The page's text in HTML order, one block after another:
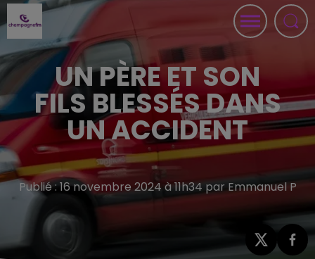
UN PÈRE ET SON
FILS BLESSÉS DANS
UN ACCIDENT
Publié : 16 novembre 2024 à 11h34 par Emmanuel P